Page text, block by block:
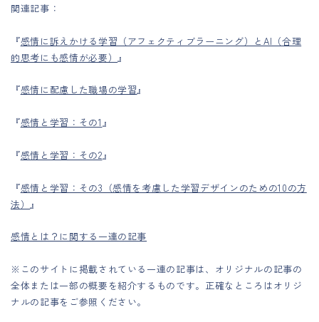
関連記事：
『感情に訴えかける学習（アフェクティブラーニング）とAI（合理
的思考にも感情が必要）
』
『感情に配慮した職場の学習』
『感情と学習：その1』
『感情と学習：その2』
『感情と学習：その3（感情を考慮した学習デザインのための10の方
法）
』
感情とは？に関する一連の記事
※このサイトに掲載されている一連の記事は、オリジナルの記事の
全体または一部の概要を紹介するものです。正確なところはオリジ
ナルの記事をご参照ください。